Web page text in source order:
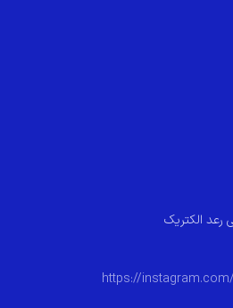
رعد الکتریک
https://